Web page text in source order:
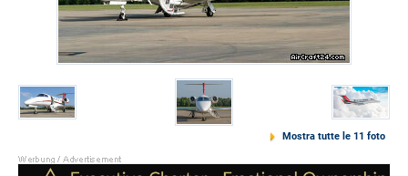
Mostra tutte le 11 foto